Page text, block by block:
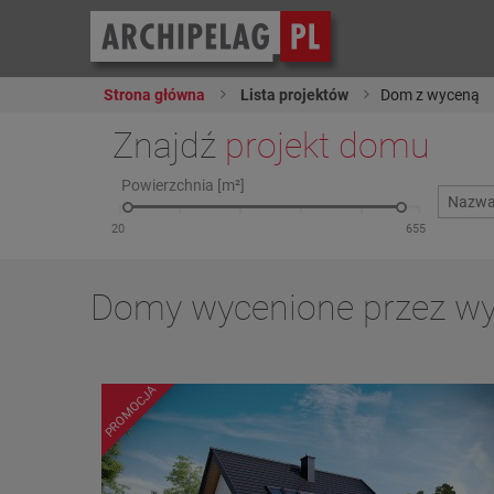
Strona główna Lista projektów Dom z wyceną
Znajdź projekt domu
Powierzchnia [m²]
Domy wycenione przez
PROMOCJA